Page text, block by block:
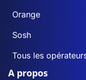
Orange
Sosh
Tous les
A propos